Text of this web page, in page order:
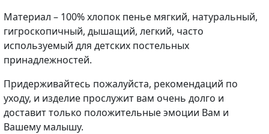
Материал – 100% хлопок пенье мягкий, натуральный,
гигроскопичный, дышащий, легкий, часто
используемый для детских постельных
принадлежностей.
Придерживайтесь пожалуйста, рекомендаций по
уходу, и изделие прослужит вам очень долго и
доставит только положительные эмоции Вам и
Вашему малышу.